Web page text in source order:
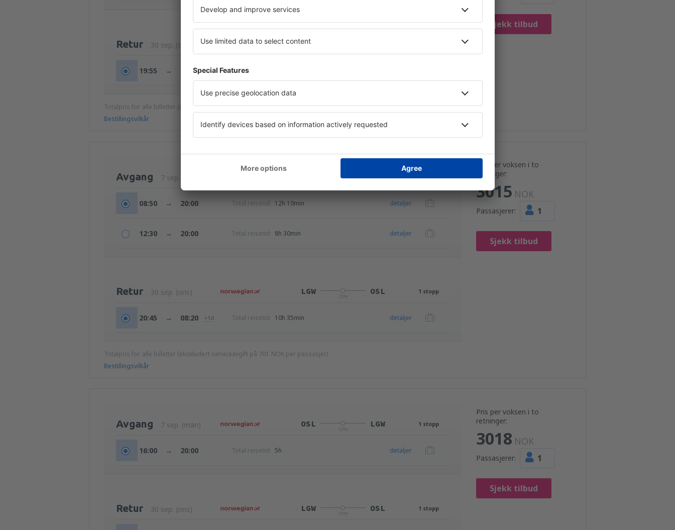
Sjekk tilbud
Retur 30 sep. (ons) LGW
19:55 → 08:00 +1d Total reisetid:
Totalpris for alle billetter (ekskludert serviceavgift på701NOKper passasjer)
Bestillingsvilkår
Pris per voksen i to
retninger:
3015 NOK
Passasjerer: 1
Sjekk tilbud
Avgang 7 sep. (man) LGW 1 stopp
08:50 → 20:00 Total reisetid: 12h 10min detaljer
12:30 → 20:00 Total reisetid: 8h 30min detaljer
Retur 30 sep. (ons) LGW
CPH
OSL 1 stopp
20:45 → 08:20 +1d Total reisetid: 10h 35min detaljer
Totalpris for alle billetter (ekskludert serviceavgift på 701 NOKper passasjer)
Bestillingsvilkår
Pris per voksen i to
retninger:
3018 NOK
Passasjerer: 1
Sjekk tilbud
Avgang 7 sep. (man) OSL
CPH
LGW 1 stopp
16:00 → 20:00 Total reisetid: 5h detaljer
Retur 30 sep. (ons) LGW
CPH
OSL 1 stopp